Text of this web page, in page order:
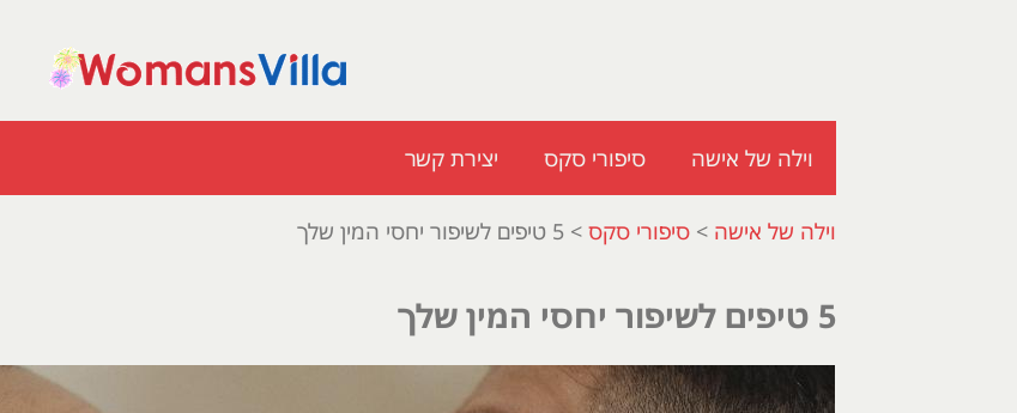
וילה של אישה סיפורי סקס יצירת קשר
וילה של אישה > סיפורי סקס > 5 טיפים לשיפור יחסי המין שלך
5 טיפים לשיפור יחסי המין שלך